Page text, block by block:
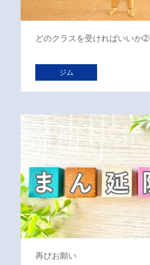
どのクラスを受ければいいか➁
ジム
再びお願い